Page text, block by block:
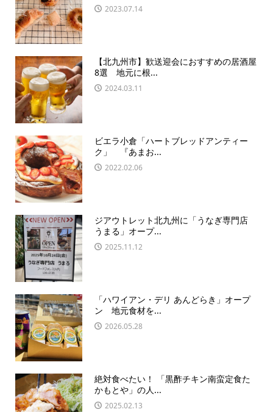
2023.07.14
【北九州市】歓送迎会におすすめの居酒屋
8選 地元に根...
2024.03.11
ビエラ小倉「ハートブレッドアンティー
ク」 『あまお...
2022.02.06
ジアウトレット北九州に「うなぎ専門店
うまる」オープ...
2025.11.12
「ハワイアン・デリ あんどらき」オープ
ン 地元食材を...
2026.05.28
絶対食べたい！ 「黒酢チキン南蛮定食た
かもとや」の人...
2025.02.13